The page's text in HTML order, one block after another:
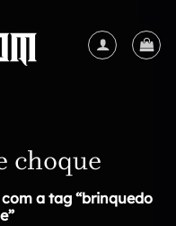
choque
a tag “brinquedo